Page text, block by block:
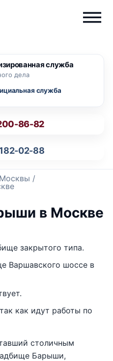
86-82
02-88
служба
дела
/
в Москве
закрытого типа.
Варшавского шоссе в
как идут работы по
столичным
Барыши,